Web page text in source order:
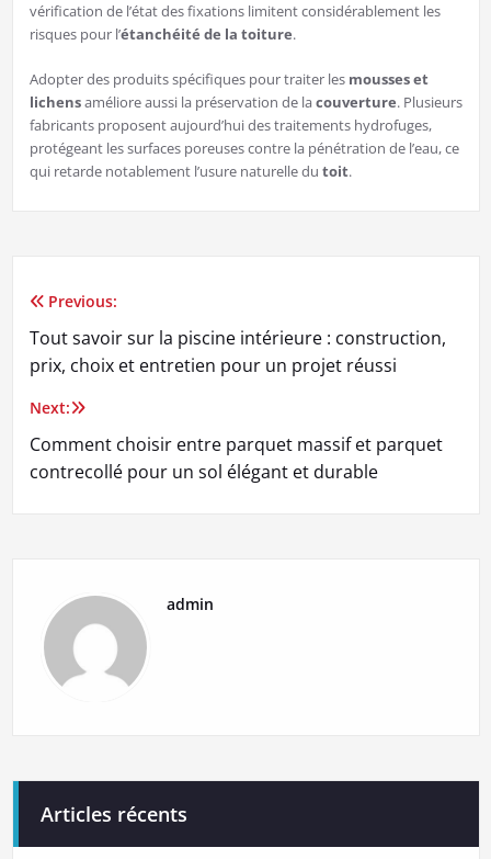
vérification de l’état des fixations limitent considérablement les
risques pour l’étanchéité de la toiture.
Adopter des produits spécifiques pour traiter les mousses et
lichensaméliore aussi la préservation de lacouverture. Plusieurs
fabricants proposent aujourd’hui des traitements hydrofuges,
protégeant les surfaces poreuses contre la pénétration de l’eau, ce
qui retarde notablement l’usure naturelle du toit.
Navigation
de
l’article
Previous:
Tout savoir sur la piscine intérieure : construction,
prix, choix et entretien pour un projet réussi
Next:
Comment choisir entre parquet massif et parquet
contrecollé pour un sol élégant et durable
admin
Articles récents